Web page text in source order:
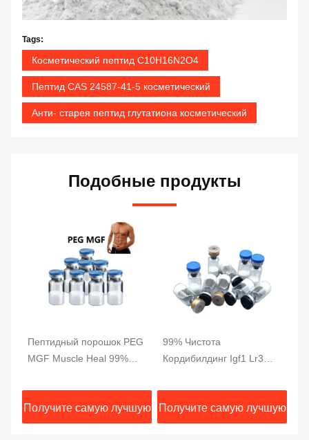
Tags:
Косметический пептид C10H16N2O4
Пептид CAS 24587-41-5 косметический
Анти- старея пептид глутатиона косметический
Подобные продукты
Пептидный порошок PEG
MGF Muscle Heal 99%
Получите самую лучшую
99% Чистота
Кордибилдинг Igf1 Lr3
Получите самую лучшую